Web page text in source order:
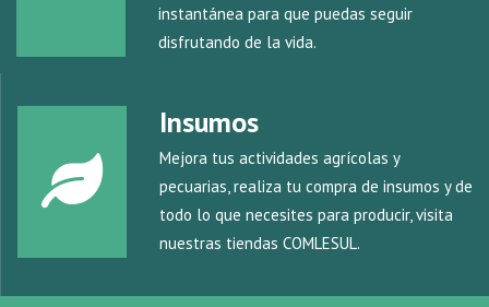
instantánea para que puedas seguir
disfrutando de la vida.
Insumos
Mejora tus actividades agrícolas y
pecuarias, realiza tu compra de insumos y de
todo lo que necesites para producir, visita
nuestras tiendas COMLESUL.